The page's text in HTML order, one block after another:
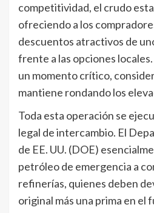
competitividad, el crudo
ofreciendo a los
descuentos atractivos de
frente a las opciones
un momento crítico,
mantiene rondando los
Toda esta operación se
legal de intercambio. El
de EE. UU. (DOE)
petróleo de emergencia a
refinerías, quienes deben
original más una prima en el